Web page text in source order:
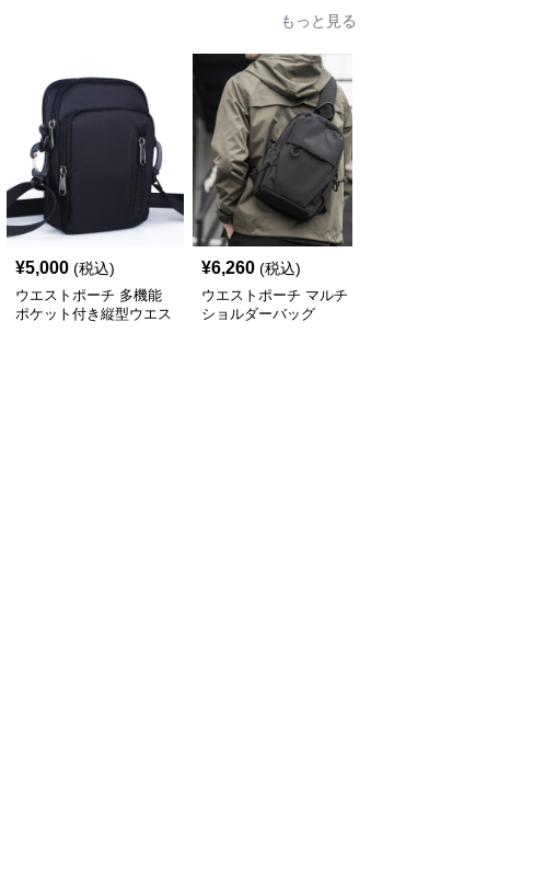
もっと見る
¥5,000 (税込)
ウエストポーチ 多機能
ポケット付き縦型ウエス
¥6,260 (税込)
ウエストポーチ マルチ
ショルダーバッグ